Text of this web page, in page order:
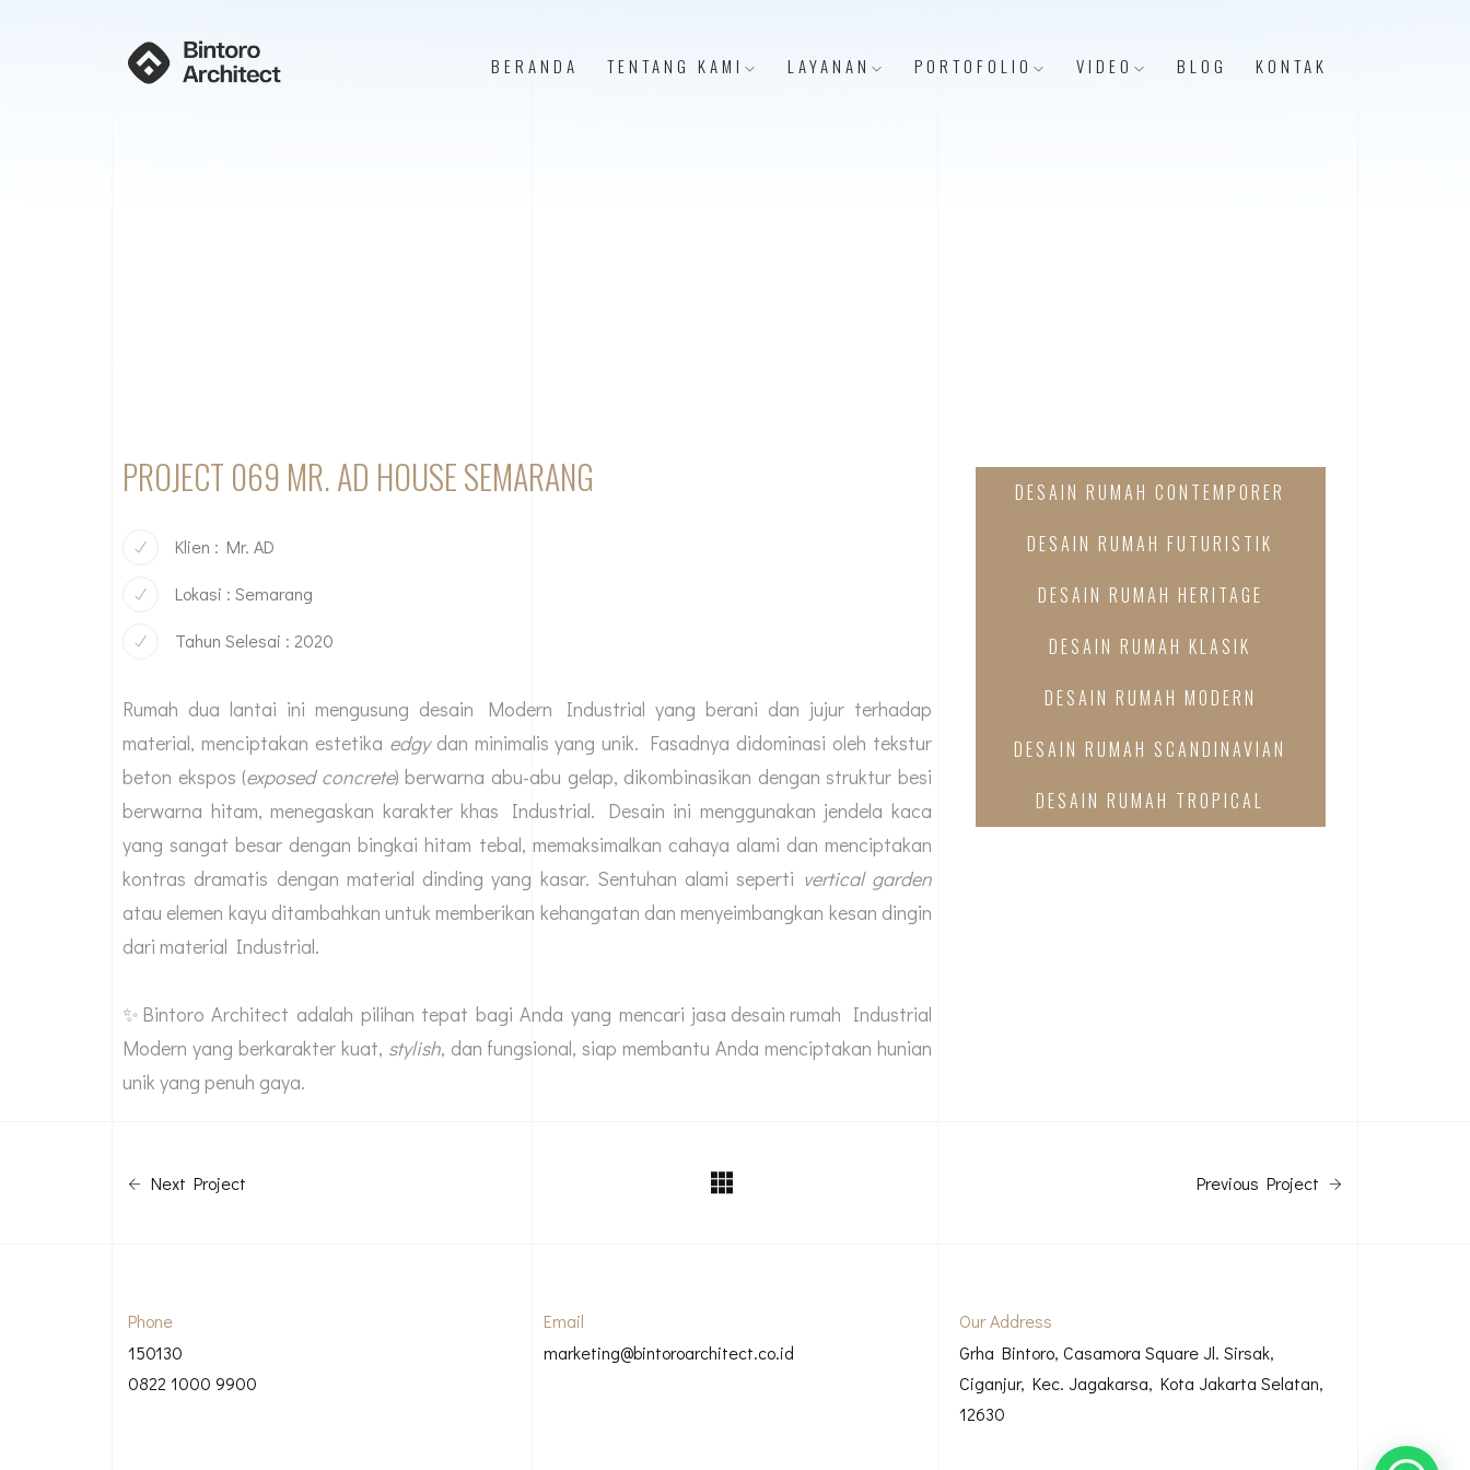
BERANDA TENTANG KAMI LAYANAN PORTOFOLIO VIDEO BLOG KONTAK
PROJECT 069 MR. AD HOUSE SEMARANG
Klien : Mr. AD
Lokasi : Semarang
Tahun Selesai : 2020
Rumah dua lantai ini mengusung desain Modern Industrial yang berani dan jujur terhadap
material, menciptakan estetika edgydan minimalis yang unik. Fasadnya didominasi oleh tekstur
beton ekspos (exposed concrete) berwarna abu-abu gelap, dikombinasikan dengan struktur besi
berwarna hitam, menegaskan karakter khas Industrial. Desain ini menggunakan jendela kaca
yang sangat besar dengan bingkai hitam tebal, memaksimalkan cahaya alami dan menciptakan
kontras dramatis dengan material dinding yang kasar. Sentuhan alami seperti vertical garden
atau elemen kayu ditambahkan untuk memberikan kehangatan dan menyeimbangkan kesan dingin
dari material Industrial.
✨Bintoro Architect adalah pilihan tepat bagi Anda yang mencari jasa desain rumah Industrial
Modern yang berkarakter kuat, stylish, dan fungsional, siap membantu Anda menciptakan hunian
unik yang penuh gaya.
DESAIN RUMAH CONTEMPORER
DESAIN RUMAH FUTURISTIK
DESAIN RUMAH HERITAGE
DESAIN RUMAH KLASIK
DESAIN RUMAH MODERN
DESAIN RUMAH SCANDINAVIAN
DESAIN RUMAH TROPICAL
Next Project Previous Project
Phone
150130
0822 1000 9900
Email
marketing@bintoroarchitect.co.id
Our Address
Grha Bintoro, Casamora Square Jl. Sirsak,
Ciganjur, Kec. Jagakarsa, Kota Jakarta Selatan,
12630